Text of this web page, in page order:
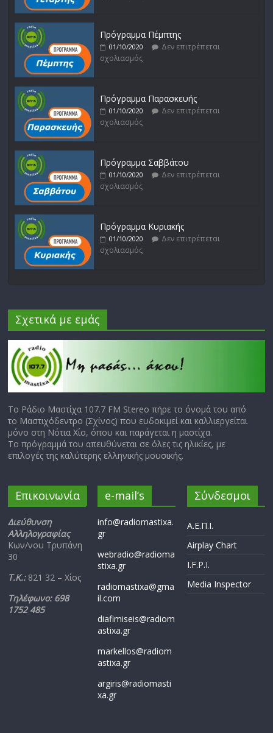
Πρόγραμμα Πέμπτης
01/10/2020
Δεν επιτρέπεται
σχολιασμός
Πρόγραμμα Παρασκευής
01/10/2020
Δεν επιτρέπεται
σχολιασμός
Πρόγραμμα Σαββάτου
01/10/2020
Δεν επιτρέπεται
σχολιασμός
Πρόγραμμα Κυριακής
01/10/2020
Δεν επιτρέπεται
σχολιασμός
Σχετικά με εμάς
Το Ράδιο Μαστίχα 107.7 FM Stereo πήρε το όνομά του από
το Μαστιχόδεντρο (Σχίνος) που ευδοκιμεί και καλλιεργείται
μόνο στη Νότια Χίο, όπου και παράγεται η μαστίχα.
Το πρόγραμμά του απευθύνεται σε όλες τις ηλικίες, με
επιλογές της καλύτερης ελληνικής μουσικής.
Επικοινωνία
Διεύθυνση
Αλληλογραφίας
Κων/νου Τρυπάνη
30
Τ.Κ.: 821 32 – Χίος
Τηλέφωνο: 698
1752 485
e-mail’s
info@radiomastixa.
gr
webradio@radioma
stixa.gr
radiomastixa@gma
il.com
diafimiseis@radiom
astixa.gr
markellos@radiom
astixa.gr
argiris@radiomasti
xa.gr
Σύνδεσμοι
Α.Ε.Π.Ι.
Airplay Chart
I.F.P.I.
Media Inspector